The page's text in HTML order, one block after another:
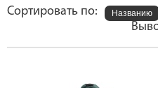
Сортировать по: Названию